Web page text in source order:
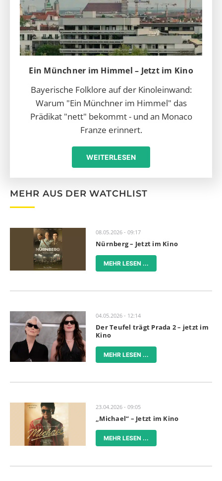
Ein Münchner im Himmel – Jetzt im Kino
Bayerische Folklore auf der Kinoleinwand:
Warum "Ein Münchner im Himmel" das
Prädikat "nett" bekommt - und an Monaco
Franze erinnert.
WEITERLESEN
MEHR AUS DER WATCHLIST
08.05.2026 - 09:17
Nürnberg – Jetzt im Kino
MEHR LESEN ...
04.05.2026 - 12:14
Der Teufel trägt Prada 2 – jetzt im
Kino
MEHR LESEN ...
23.04.2026 - 09:05
„Michael“ – Jetzt im Kino
MEHR LESEN ...